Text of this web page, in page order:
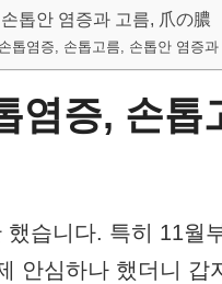
톱안 염증과 고름, 爪の膿
톱염증, 손톱고름, 손톱안 염증
염증, 손톱
했습니다. 특히 11월
안심하나 했더니